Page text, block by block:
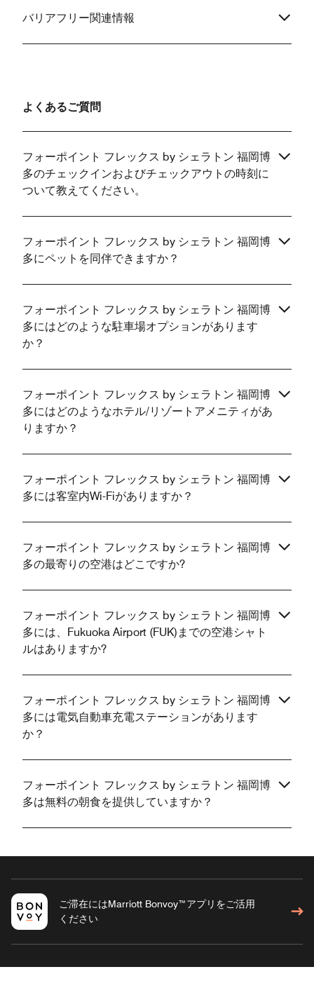
バリアフリー関連情報
よくあるご質問
フォーポイント フレックス by シェラトン 福岡博
多のチェックインおよびチェックアウトの時刻に
ついて教えてください。
フォーポイント フレックス by シェラトン 福岡博
多にペットを同伴できますか？
フォーポイント フレックス by シェラトン 福岡博
多にはどのような駐車場オプションがあります
か？
フォーポイント フレックス by シェラトン 福岡博
多にはどのようなホテル/リゾートアメニティがあ
りますか？
フォーポイント フレックス by シェラトン 福岡博
多には客室内Wi-Fiがありますか？
フォーポイント フレックス by シェラトン 福岡博
多の最寄りの空港はどこですか?
フォーポイント フレックス by シェラトン 福岡博
多には、Fukuoka Airport (FUK)までの空港シャト
ルはありますか?
フォーポイント フレックス by シェラトン 福岡博
多には電気自動車充電ステーションがあります
か？
フォーポイント フレックス by シェラトン 福岡博
多は無料の朝食を提供していますか？
ご滞在にはMarriott Bonvoy™アプリをご活用
ください